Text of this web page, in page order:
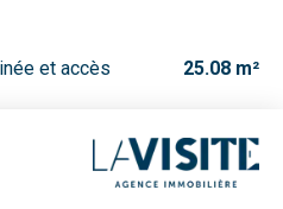
et accès
25.08 m²
cheminée 23.85 m²